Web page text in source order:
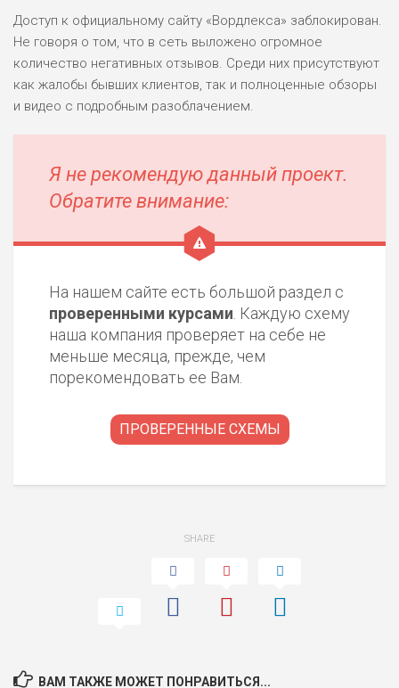
Доступ к официальному сайту «Вордлекса» заблокирован.
Не говоря о том, что в сеть выложено огромное
количество негативных отзывов. Среди них присутствуют
как жалобы бывших клиентов, так и полноценные обзоры
и видео с подробным разоблачением.
Я не рекомендую данный проект.
Обратите внимание:
На нашем сайте есть большой раздел с
проверенными курсами. Каждую схему
наша компания проверяет на себе не
меньше месяца, прежде, чем
порекомендовать ее Вам.
ПРОВЕРЕННЫЕ СХЕМЫ
SHARE
ВАМ ТАКЖЕ МОЖЕТ ПОНРАВИТЬСЯ...